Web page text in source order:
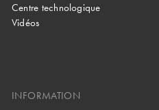
Centre technologique
Vidéos
INFORMATION